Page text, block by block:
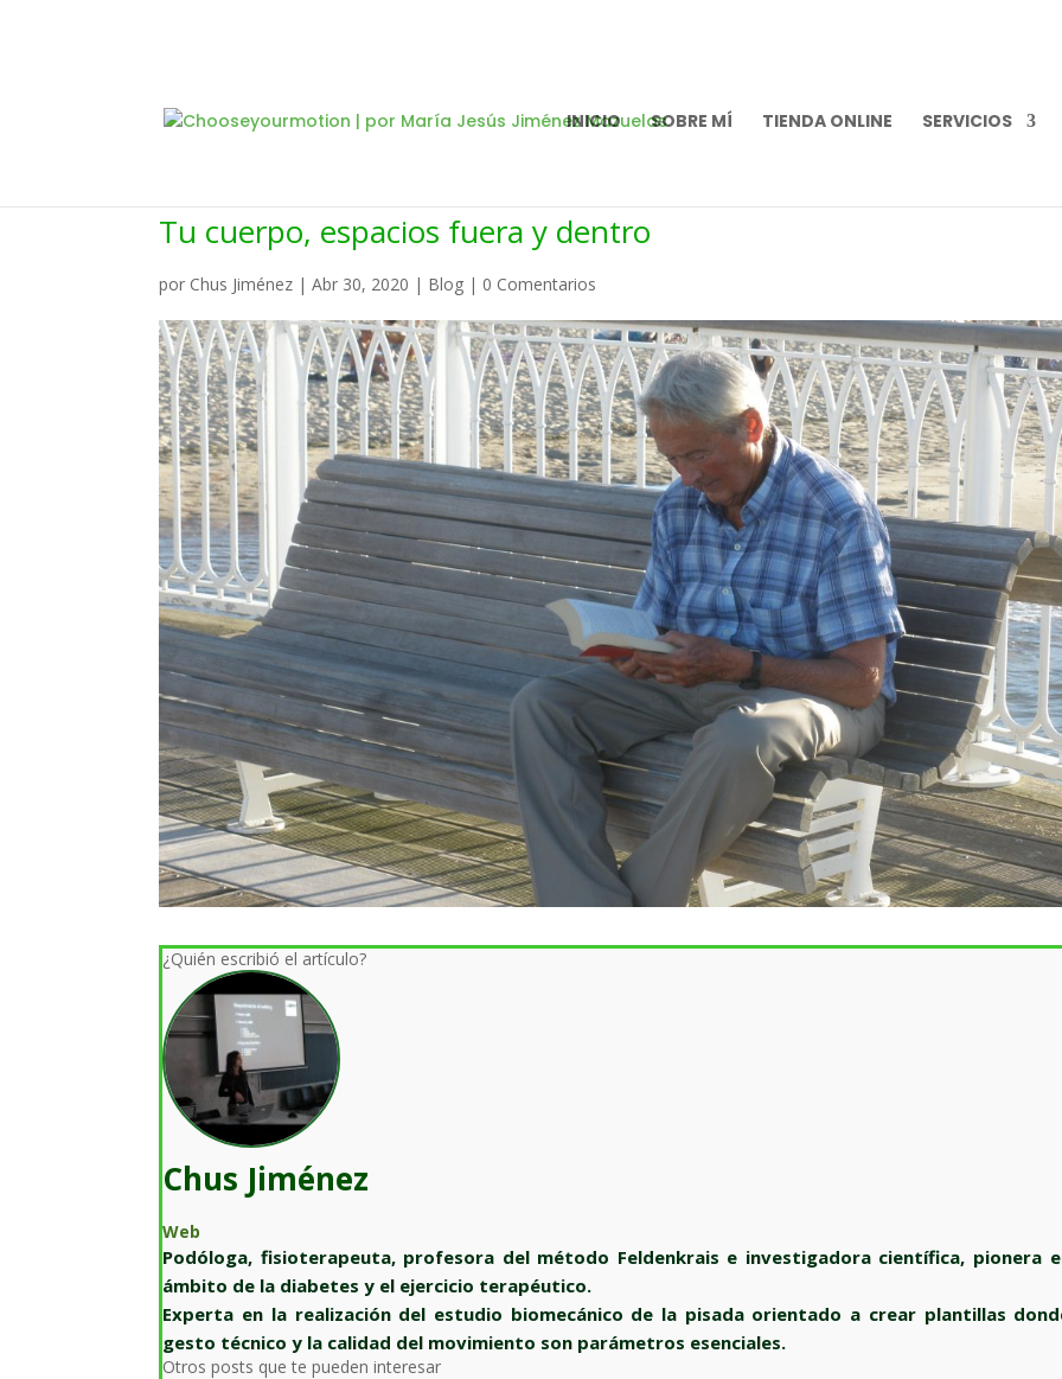
INICIO SOBRE MÍ TIENDA ONLINE SERVICIOS
Tu cuerpo, espacios fuera y dentro
por Chus Jiménez |Abr 30, 2020 | Blog | 0 Comentarios
¿Quién escribió el artículo?
Chus Jiménez
Web
Podóloga, fisioterapeuta, profesora del método Feldenkrais e investigadora científica, pionera
ámbito de la diabetes y el ejercicio terapéutico.
Experta en la realización del estudio biomecánico de la pisada orientado a crear plantillas
gesto técnico y la calidad del movimiento son parámetros esenciales.
Otros posts que te pueden interesar